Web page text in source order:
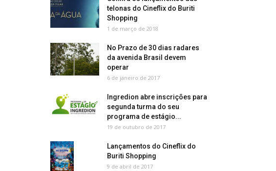
telonas do Cineflix do Buriti
Shopping
1 de março de 2018
No Prazo de 30 dias radares
da avenida Brasil devem
operar
6 de janeiro de 2017
Ingredion abre inscrições para
segunda turma do seu
programa de estágio...
19 de outubro de 2017
Lançamentos do Cineflix do
Buriti Shopping
9 de abril de 2017